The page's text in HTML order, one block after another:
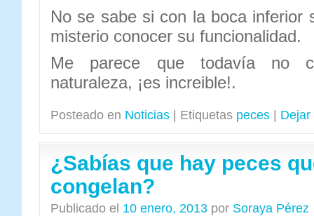
No se sabe si con la boca inferior
misterio conocer su funcionalidad.
Me parece que todavía no
naturaleza, ¡es increible!.
Posteado en Noticias Etiquetas peces Dejar
¿Sabías que hay peces
congelan?
Publicado el 10 enero, 2013 por Soraya Pérez